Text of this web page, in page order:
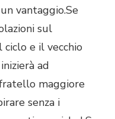
vantaggio.Se
sul
e il vecchio
ad
maggiore
senza i